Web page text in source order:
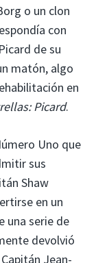
o un clon
con
de su
matón, algo
en
Picard.
Uno que
sus
Shaw
en un
una serie de
devolvió
Jean-